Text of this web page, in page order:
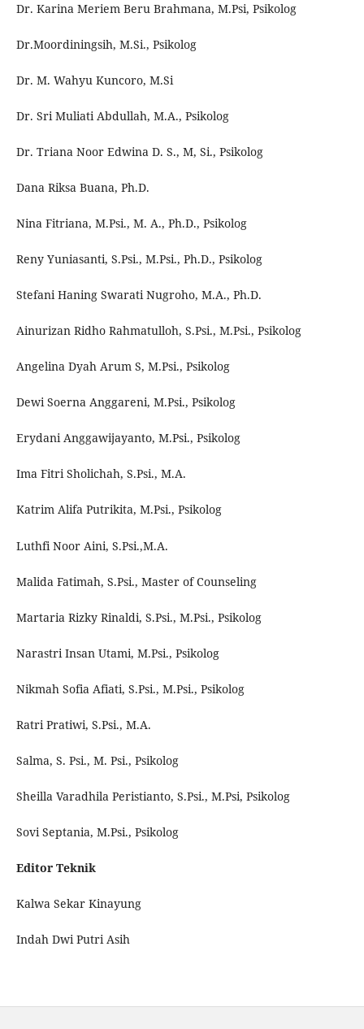
Dr. Karina Meriem Beru Brahmana, M.Psi, Psikolog
Dr.Moordiningsih, M.Si., Psikolog
Dr. M. Wahyu Kuncoro, M.Si
Dr. Sri Muliati Abdullah, M.A., Psikolog
Dr. Triana Noor Edwina D. S., M, Si., Psikolog
Dana Riksa Buana, Ph.D.
Nina Fitriana, M.Psi., M. A., Ph.D., Psikolog
Reny Yuniasanti, S.Psi., M.Psi., Ph.D., Psikolog
Stefani Haning Swarati Nugroho, M.A., Ph.D.
Ainurizan Ridho Rahmatulloh, S.Psi., M.Psi., Psikolog
Angelina Dyah Arum S, M.Psi., Psikolog
Dewi Soerna Anggareni, M.Psi., Psikolog
Erydani Anggawijayanto, M.Psi., Psikolog
Ima Fitri Sholichah, S.Psi., M.A.
Katrim Alifa Putrikita, M.Psi., Psikolog
Luthfi Noor Aini, S.Psi.,M.A.
Malida Fatimah, S.Psi., Master of Counseling
Martaria Rizky Rinaldi, S.Psi., M.Psi., Psikolog
Narastri Insan Utami, M.Psi., Psikolog
Nikmah Sofia Afiati, S.Psi., M.Psi., Psikolog
Ratri Pratiwi, S.Psi., M.A.
Salma, S. Psi., M. Psi., Psikolog
Sheilla Varadhila Peristianto, S.Psi., M.Psi, Psikolog
Sovi Septania, M.Psi., Psikolog
Editor Teknik
Kalwa Sekar Kinayung
Indah Dwi Putri Asih